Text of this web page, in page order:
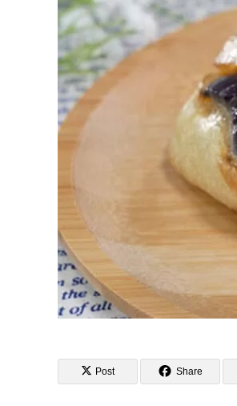
Post Share